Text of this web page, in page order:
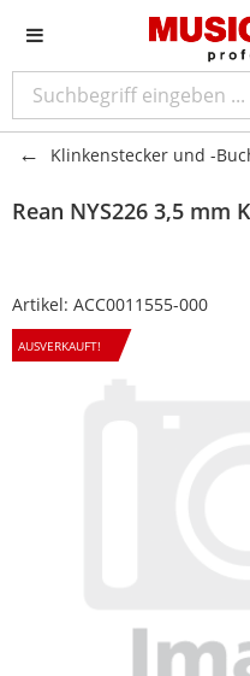
Klinkenstecker und -
Rean NYS226 3,5 mm
Artikel: ACC0011555-000
AUSVERKAUFT!